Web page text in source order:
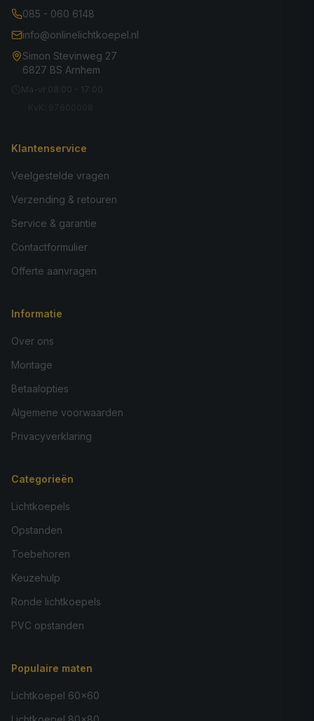
085 - 060 6148
info@onlinelichtkoepel.nl
Simon Stevinweg 27
6827 BS Arnhem
Ma-vr 08:00 - 17:00
Klantenservice
Veelgestelde vragen
Verzending & retouren
Service & garantie
Contactformulier
Offerte aanvragen
Informatie
Over ons
Montage
Betaalopties
Algemene voorwaarden
Privacyverklaring
Categorieën
Lichtkoepels
Opstanden
Toebehoren
Keuzehulp
Ronde lichtkoepels
PVC opstanden
Populaire maten
Lichtkoepel 60×60